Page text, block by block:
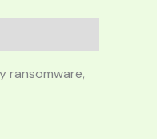
ransomware,